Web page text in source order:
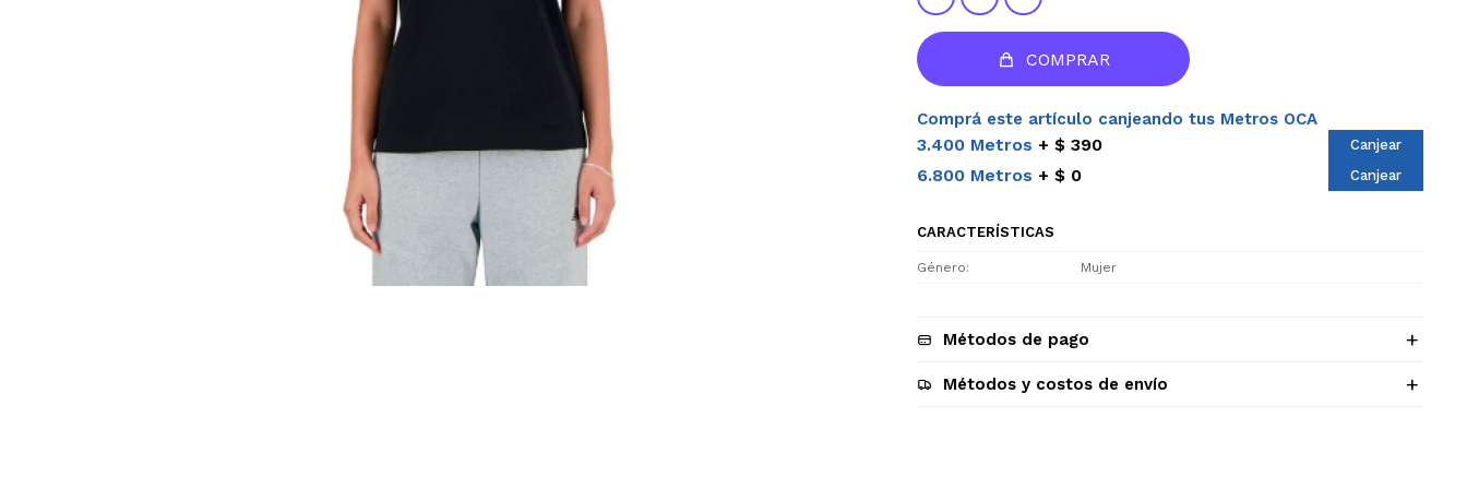
COMPRAR
Comprá este artículo canjeando tus Metros OCA
3.400 Metros $ 390 Canjear
6.800 Metros $ 0 Canjear
CARACTERÍSTICAS
Género Mujer
Métodos de pago
Métodos y costos de envío